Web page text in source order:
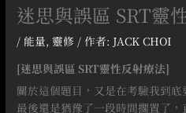
迷思與誤區 SRT靈
/ 能量,靈修 / 作者: JACK CHOI
[迷思與誤區 SRT靈性反射療法]
關於這個題目，又是在考驗我到底
最後還是猶豫了一段時間擱置了